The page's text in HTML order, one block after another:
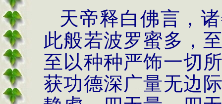
天帝释白佛言，
此般若波罗蜜多，
至以种种严饰一切
获功德深广量无边